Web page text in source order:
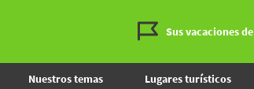
Sus vacaciones
Nuestros temas Lugares turísticos